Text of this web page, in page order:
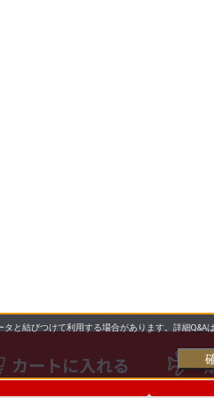
カートに入れる
と結びつけて利用する場合があります。詳細Q&Aは